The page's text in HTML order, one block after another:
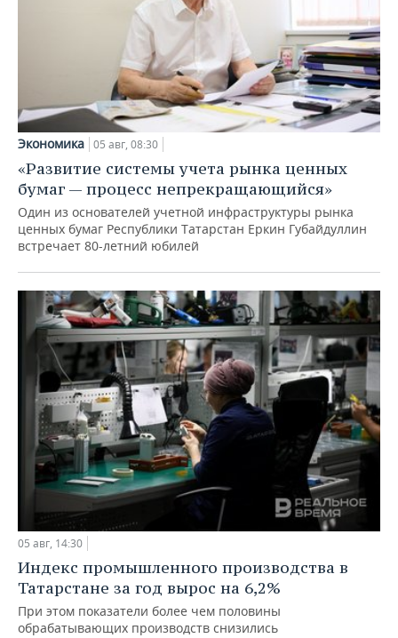
Экономика 05 авг, 08:30
«Развитие системы учета рынка ценных
бумаг — процесс непрекращающийся»
Один из основателей учетной инфраструктуры рынка
ценных бумаг Республики Татарстан Еркин Губайдуллин
встречает 80-летний юбилей
05 авг, 14:30
Индекс промышленного производства в
Татарстане за год вырос на 6,2%
При этом показатели более чем половины
обрабатывающих производств снизились